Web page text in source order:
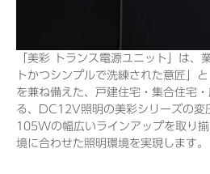
「美彩 トランス電源ユニット」は、
トかつシンプルで洗練された意匠」
を兼ね備えた、戸建住宅・集合住宅
る、DC12V照明の美彩シリーズの
105Wの幅広いラインアップを取り
境に合わせた照明環境を実現します。